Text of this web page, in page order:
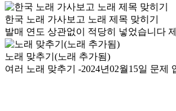
한국 노래 가사보고 노래 제목 맞히기
발매 연도 상관없이 적당히 넣었습니다
노래 맞추기(노래 추가됨)
여러 노래 맞추기 -2024년02월15일 문제